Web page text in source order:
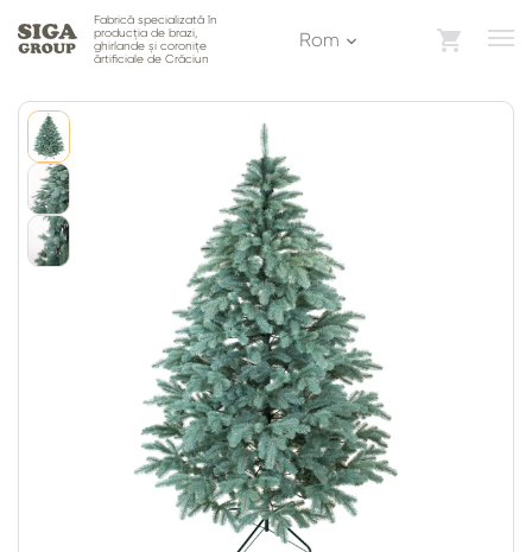
Fabrică specializată în
producția de brazi,
ghirlande și coronițe
ărtificiale de Crăciun
Rom